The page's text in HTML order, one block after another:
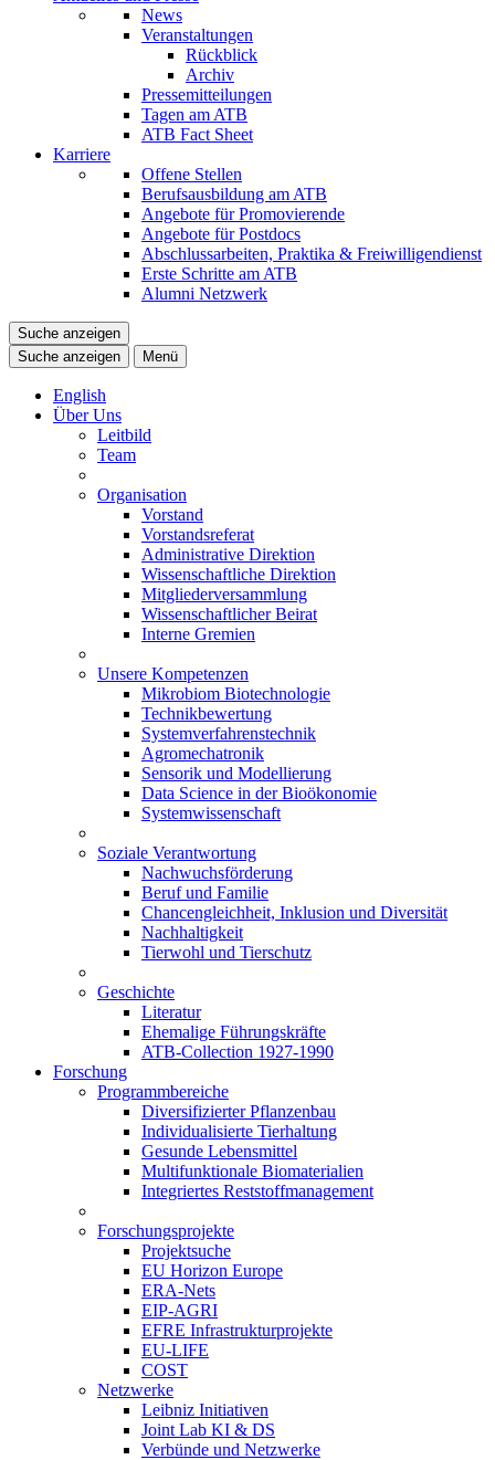
News
Veranstaltungen
Rückblick
Archiv
Pressemitteilungen
Tagen am ATB
ATB Fact Sheet
Karriere
Offene Stellen
Berufsausbildung am ATB
Angebote für Promovierende
Angebote für Postdocs
Abschlussarbeiten, Praktika & Freiwilligendienst
Erste Schritte am ATB
Alumni Netzwerk
Suche anzeigen
Suche anzeigen
Menü
English
Über Uns
Leitbild
Team
Organisation
Vorstand
Vorstandsreferat
Administrative Direktion
Wissenschaftliche Direktion
Mitgliederversammlung
Wissenschaftlicher Beirat
Interne Gremien
Unsere Kompetenzen
Mikrobiom Biotechnologie
Technikbewertung
Systemverfahrenstechnik
Agromechatronik
Sensorik und Modellierung
Data Science in der Bioökonomie
Systemwissenschaft
Soziale Verantwortung
Nachwuchsförderung
Beruf und Familie
Chancengleichheit, Inklusion und Diversität
Nachhaltigkeit
Tierwohl und Tierschutz
Geschichte
Literatur
Ehemalige Führungskräfte
ATB-Collection 1927-1990
Forschung
Programmbereiche
Diversifizierter Pflanzenbau
Individualisierte Tierhaltung
Gesunde Lebensmittel
Multifunktionale Biomaterialien
Integriertes Reststoffmanagement
Forschungsprojekte
Projektsuche
EU Horizon Europe
ERA-Nets
EIP-AGRI
EFRE Infrastrukturprojekte
EU-LIFE
COST
Netzwerke
Leibniz Initiativen
Joint Lab KI & DS
Verbünde und Netzwerke